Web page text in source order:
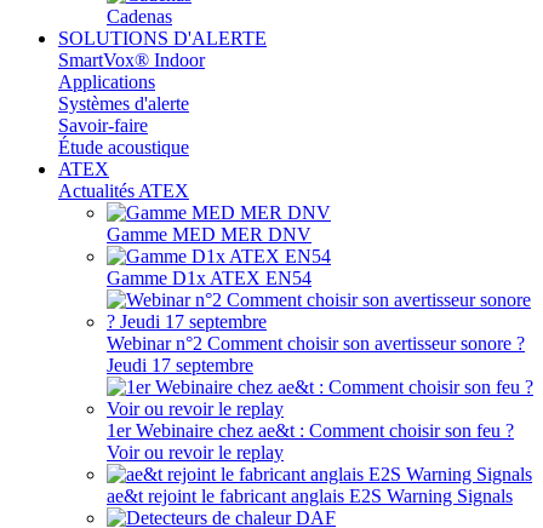
Cadenas
SOLUTIONS D'ALERTE
SmartVox® Indoor
Applications
Systèmes d'alerte
Savoir-faire
Étude acoustique
ATEX
Actualités ATEX
Gamme MED MER DNV
Gamme D1x ATEX EN54
Webinar n°2 Comment choisir son avertisseur sonore ?
Jeudi 17 septembre
1er Webinaire chez ae&t : Comment choisir son feu ?
Voir ou revoir le replay
ae&t rejoint le fabricant anglais E2S Warning Signals